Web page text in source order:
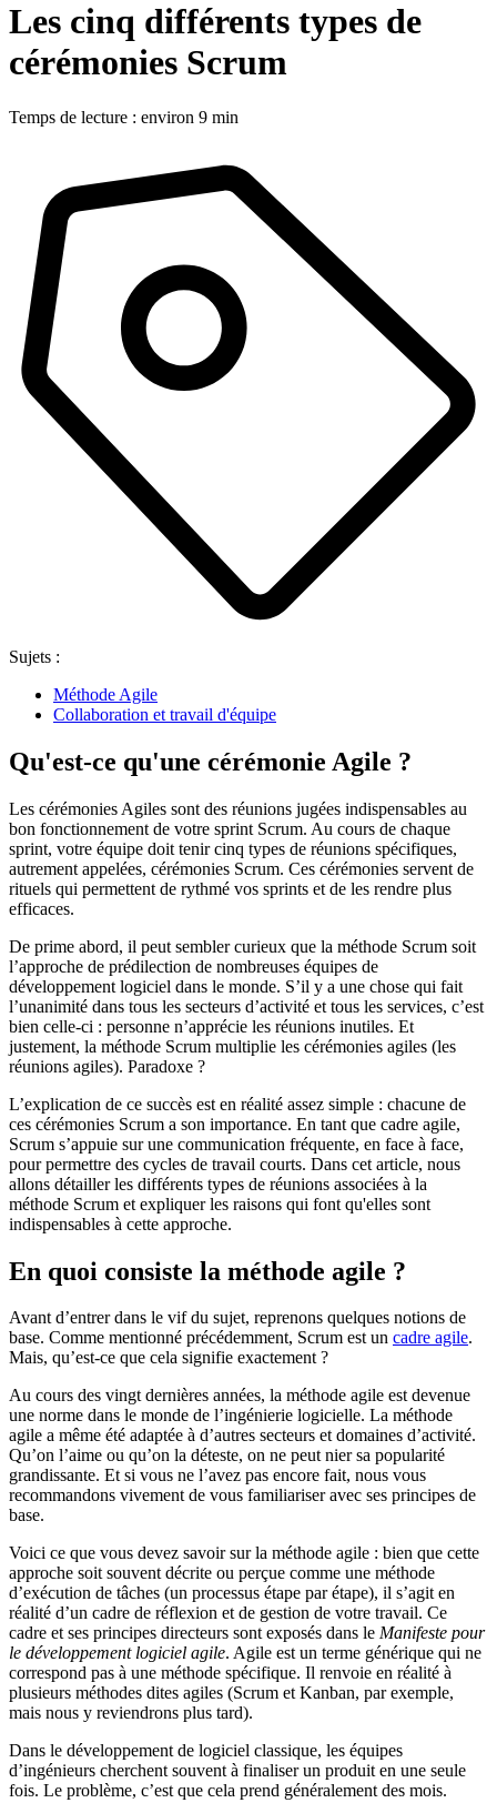
Les cinq différents types de
cérémonies Scrum
Temps de lecture : environ 9 min
Sujets :
Méthode Agile
Collaboration et travail d'équipe
Qu'est-ce qu'une cérémonie Agile ?
Les cérémonies Agiles sont des réunions jugées indispensables au
bon fonctionnement de votre sprint Scrum. Au cours de chaque
sprint, votre équipe doit tenir cinq types de réunions spécifiques,
autrement appelées, cérémonies Scrum. Ces cérémonies servent de
rituels qui permettent de rythmé vos sprints et de les rendre plus
efficaces.
De prime abord, il peut sembler curieux que la méthode Scrum soit
l’approche de prédilection de nombreuses équipes de
développement logiciel dans le monde. S’il y a une chose qui fait
l’unanimité dans tous les secteurs d’activité et tous les services, c’est
bien celle-ci : personne n’apprécie les réunions inutiles. Et
justement, la méthode Scrum multiplie les cérémonies agiles (les
réunions agiles). Paradoxe ?
L’explication de ce succès est en réalité assez simple : chacune de
ces cérémonies Scrum a son importance. En tant que cadre agile,
Scrum s’appuie sur une communication fréquente, en face à face,
pour permettre des cycles de travail courts. Dans cet article, nous
allons détailler les différents types de réunions associées à la
méthode Scrum et expliquer les raisons qui font qu'elles sont
indispensables à cette approche.
En quoi consiste la méthode agile ?
Avant d’entrer dans le vif du sujet, reprenons quelques notions de
base. Comme mentionné précédemment, Scrum est un cadre agile.
Mais, qu’est-ce que cela signifie exactement ?
Au cours des vingt dernières années, la méthode agile est devenue
une norme dans le monde de l’ingénierie logicielle. La méthode
agile a même été adaptée à d’autres secteurs et domaines d’activité.
Qu’on l’aime ou qu’on la déteste, on ne peut nier sa popularité
grandissante. Et si vous ne l’avez pas encore fait, nous vous
recommandons vivement de vous familiariser avec ses principes de
base.
Voici ce que vous devez savoir sur la méthode agile : bien que cette
approche soit souvent décrite ou perçue comme une méthode
d’exécution de tâches (un processus étape par étape), il s’agit en
réalité d’un cadre de réflexion et de gestion de votre travail. Ce
cadre et ses principes directeurs sont exposés dans le Manifeste pour
le développement logiciel agile. Agile est un terme générique qui ne
correspond pas à une méthode spécifique. Il renvoie en réalité à
plusieurs méthodes dites agiles (Scrum et Kanban, par exemple,
mais nous y reviendrons plus tard).
Dans le développement de logiciel classique, les équipes
d’ingénieurs cherchent souvent à finaliser un produit en une seule
fois. Le problème, c’est que cela prend généralement des mois.